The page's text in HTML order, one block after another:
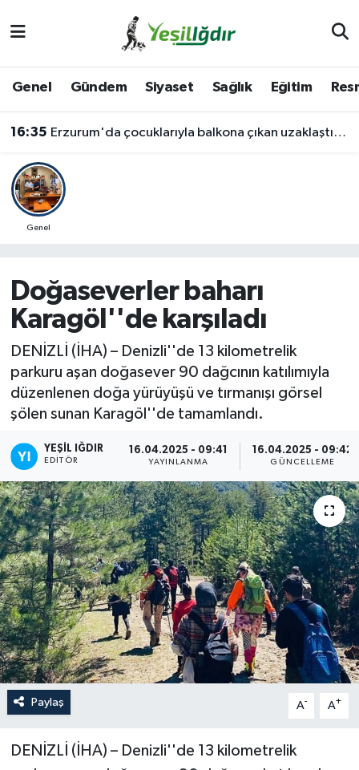
Genel Gündem Siyaset Sağlık Eğitim
16:35 Erzurum'da çocuklarıyla balkona çıkan uzaklaştırma kararlı koca ikna edildi
Genel
Doğaseverler baharı
Karagöl''de karşıladı
DENİZLİ (İHA) – Denizli''de 13 kilometrelik
parkuru aşan doğasever 90 dağcının katılımıyla
düzenlenen doğa yürüyüşü ve tırmanışı görsel
şölen sunan Karagöl''de tamamlandı.
YEŞIL IĞDIR
EDITÖR
16.04.2025 - 09:41
YAYINLANMA
16.04.2025 - 09:42
GÜNCELLEME
Paylaş A- A+
DENİZLİ (İHA) – Denizli''de 13 kilometrelik
İğdir Namaz Vakitleri
Iğdır Trafik Yoğunluk Haritası
Süper Lig Puan Durumu ve Fikstür
Son Dakika Haberleri
Haber Arşivi